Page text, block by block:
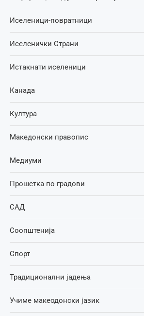
Иселеници-повратници
Иселенички Страни
Истакнати иселеници
Канада
Култура
Македонски правопис
Медиуми
Прошетка по градови
САД
Соопштенија
Спорт
Традиционални јадења
Учиме макеодонски јазик